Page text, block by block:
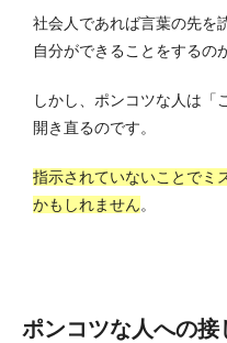
社会人であれば言葉の先を
自分ができることをするの
しかし、ポンコツな人は「
開き直るのです。
指示されていないことでミ
かもしれません。
ポンコツな人への接